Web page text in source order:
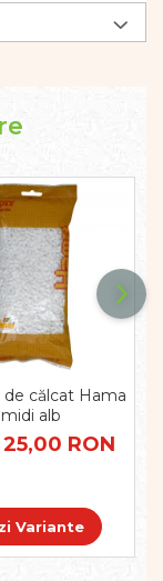
de călcat Hama
midi alb
RON
Variante